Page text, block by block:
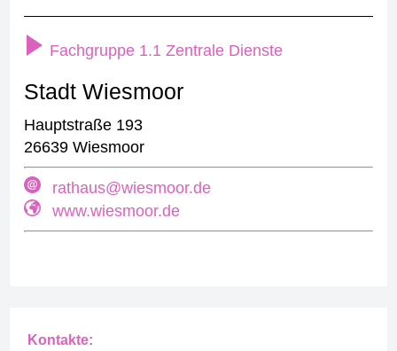
Fachgruppe 1.1 Zentrale Dienste
Stadt Wiesmoor
Hauptstraße 193
26639 Wiesmoor
rathaus@wiesmoor.de
www.wiesmoor.de
Kontakte: